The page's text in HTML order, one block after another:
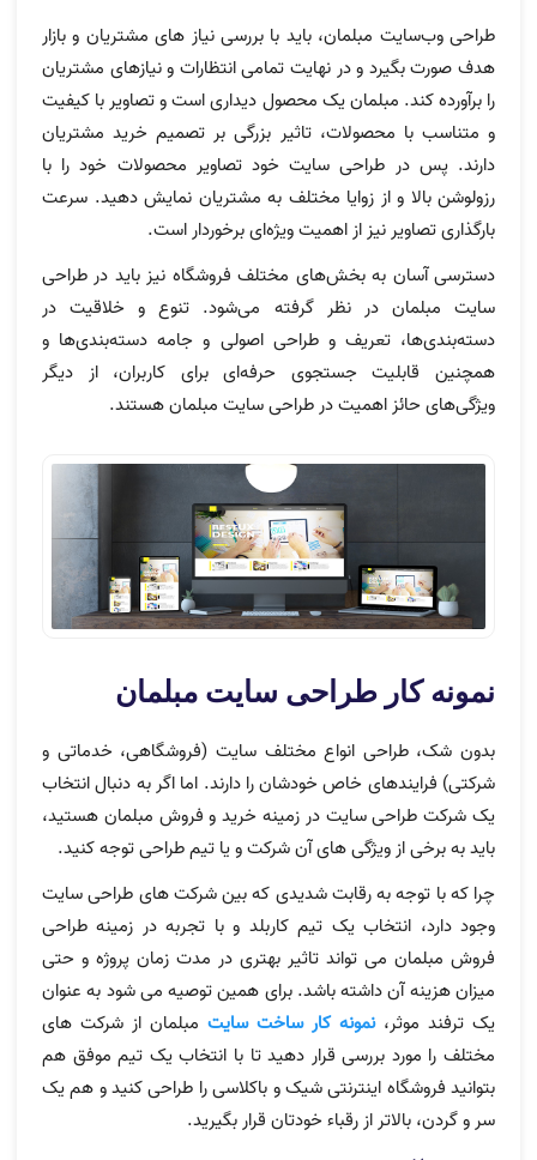
طراحی وب‌سایت مبلمان، باید با بررسی نیاز های مشتریان و بازار
هدف صورت بگیرد و در نهایت تمامی انتظارات و نیازهای مشتریان
را برآورده کند. مبلمان یک محصول دیداری است و تصاویر با کیفیت
و متناسب با محصولات، تاثیر بزرگی بر تصمیم خرید مشتریان
دارند. پس در طراحی سایت خود تصاویر محصولات خود را با
رزولوشن بالا و از زوایا مختلف به مشتریان نمایش دهید. سرعت
بارگذاری تصاویر نیز از اهمیت ویژه‌ای برخوردار است.
دسترسی آسان به بخش‌های مختلف فروشگاه نیز باید در طراحی
سایت مبلمان در نظر گرفته می‌شود. تنوع و خلاقیت در
دسته‌بندی‌ها، تعریف و طراحی اصولی و جامه دسته‌بندی‌ها و
همچنین قابلیت جستجوی حرفه‌ای برای کاربران، از دیگر
ویژگی‌های حائز اهمیت در طراحی سایت مبلمان هستند.
نمونه کار طراحی سایت مبلمان
بدون شک، طراحی انواع مختلف سایت (فروشگاهی، خدماتی و
شرکتی) فرایندهای خاص خودشان را دارند. اما اگر به دنبال انتخاب
یک شرکت طراحی سایت در زمینه خرید و فروش مبلمان هستید،
باید به برخی از ویژگی های آن شرکت و یا تیم طراحی توجه کنید.
چرا که با توجه به رقابت شدیدی که بین شرکت های طراحی سایت
وجود دارد، انتخاب یک تیم کاربلد و با تجربه در زمینه طراحی
فروش مبلمان می تواند تاثیر بهتری در مدت زمان پروژه و حتی
میزان هزینه آن داشته باشد. برای همین توصیه می شود به عنوان
یک ترفند موثر،نمونه کار ساخت سایت مبلمان از شرکت های
مختلف را مورد بررسی قرار دهید تا با انتخاب یک تیم موفق هم
بتوانید فروشگاه اینترنتی شیک و باکلاسی را طراحی کنید و هم یک
سر و گردن، بالاتر از رقباء خودتان قرار بگیرید.